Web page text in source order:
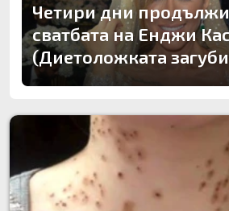
Четири дни
сватбата на Енджи
(Диетоложката